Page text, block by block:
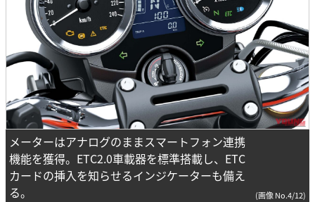
メーターはアナログのままスマートフォン連携
機能を獲得。ETC2.0車載器を標準搭載し、ETC
カードの挿入を知らせるインジケーターも備え
る。
(画像 No.4/12)